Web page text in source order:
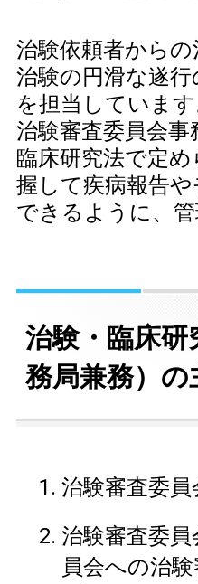
治験依頼者から
治験の円滑な遂
を担当しています
治験審査委員会
臨床研究法で定
握して疾病報告
できるように、管
治験・臨床研
務局兼務）
治験審査委
治験審査委
員会への治